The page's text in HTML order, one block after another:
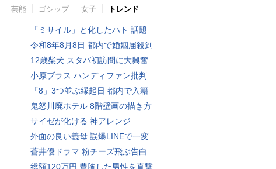
芸能 ゴシップ 女子 トレンド
「ミサイル」と化したハト 話題
令和8年8月8日 都内で婚姻届殺到
12歳柴犬 スタバ初訪問に大興奮
小原ブラス ハンディファン批判
「8」3つ並ぶ縁起日 都内で入籍
鬼怒川廃ホテル 8階壁画の描き方
サイゼが化ける 神アレンジ
外面の良い義母 誤爆LINEで一変
蒼井優ドラマ 粉チーズ飛ぶ告白
総額120万円 豊胸した男性を直撃